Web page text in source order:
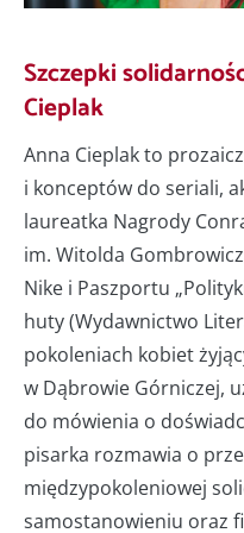
Szczepki
Cieplak
Anna Cieplak to
i konceptów do seriali,
laureatka Nagrody
im. Witolda
Nike i Paszportu
huty (Wydawnictwo
pokoleniach kobiet
w Dąbrowie Górniczej,
do mówienia o
pisarka rozmawia o
międzypokoleniowej
samostanowieniu oraz